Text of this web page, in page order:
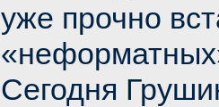
уже прочно
Сегодня